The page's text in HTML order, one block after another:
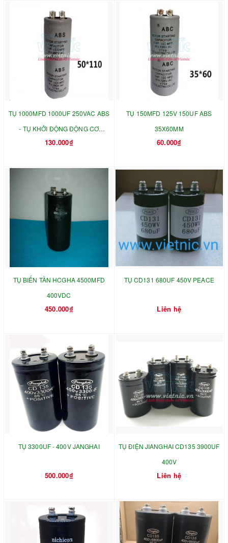
TỤ 1000MFD 1000UF 250VAC ABS
- TỤ KHỞI ĐỘNG ĐỘNG CƠ
50X110MM
130.000₫
TỤ 150MFD 125V 150UF ABS
35X60MM
60.000₫
TỤ BIẾN TẦN HCGHA 4500MFD
400VDC
450.000₫
TỤ CD131 680UF 450V PEACE
Liên hệ
TỤ 3300UF - 400V JANGHAI
500.000₫
TỤ ĐIỆN JIANGHAI CD135 3900UF
400V
Liên hệ